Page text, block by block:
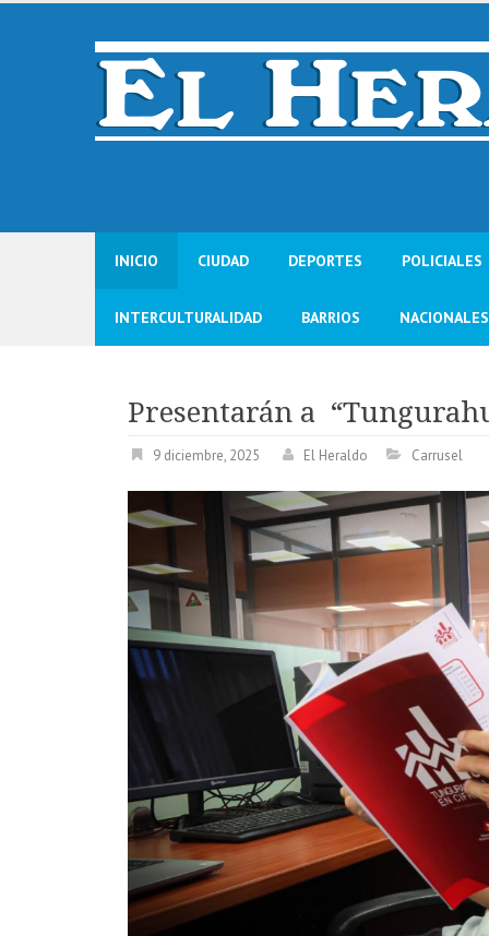
Skip
INICIO CIUDAD DEPORTES POLICIALES
INTERCULTURALIDAD BARRIOS NACIONALES
Presentarán a
9 diciembre, 2025 El Heraldo Carrusel